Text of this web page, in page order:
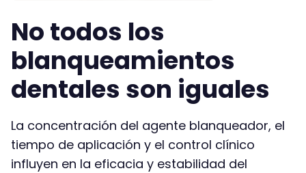
No todos los
blanqueamientos
dentales son iguales
La concentración del agente blanqueador, el
tiempo de aplicación y el control clínico
influyen en la eficacia y estabilidad del